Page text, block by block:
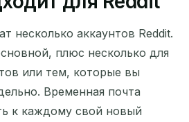
несколько аккаунтов Reddit.
плюс несколько для
или тем, которые вы
Временная почта
к каждому свой новый